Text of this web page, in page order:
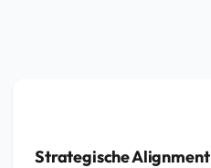
Strategische Alignment